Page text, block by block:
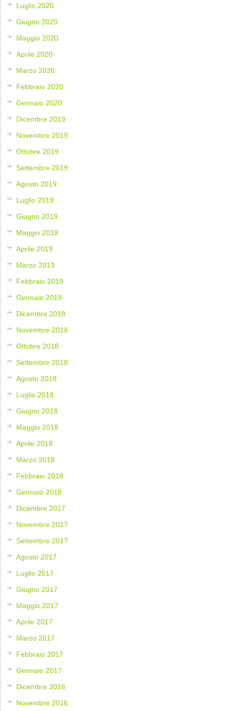
Luglio 2020
Giugno 2020
Maggio 2020
Aprile 2020
Marzo 2020
Febbraio 2020
Gennaio 2020
Dicembre 2019
Novembre 2019
Ottobre 2019
Settembre 2019
Agosto 2019
Luglio 2019
Giugno 2019
Maggio 2019
Aprile 2019
Marzo 2019
Febbraio 2019
Gennaio 2019
Dicembre 2018
Novembre 2018
Ottobre 2018
Settembre 2018
Agosto 2018
Luglio 2018
Giugno 2018
Maggio 2018
Aprile 2018
Marzo 2018
Febbraio 2018
Gennaio 2018
Dicembre 2017
Novembre 2017
Settembre 2017
Agosto 2017
Luglio 2017
Giugno 2017
Maggio 2017
Aprile 2017
Marzo 2017
Febbraio 2017
Gennaio 2017
Dicembre 2016
Novembre 2016